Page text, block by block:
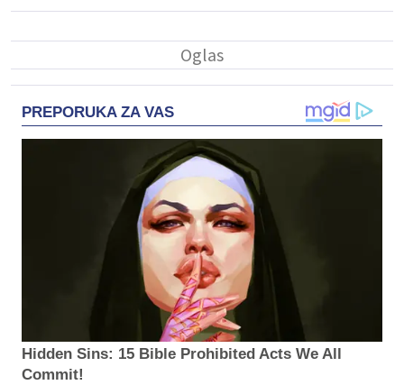
PREPORUKA ZA VAS
Hidden Sins: 15 Bible Prohibited Acts We All
Commit!